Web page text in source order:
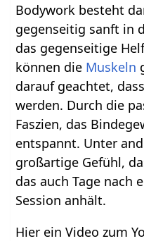
Bodywork besteht
gegenseitig sanft in
das gegenseitige
können die Muskeln
darauf geachtet,
werden. Durch die
Faszien, das
entspannt. Unter
großartige Gefühl,
das auch Tage nach
Session anhält.
Hier ein Video zum